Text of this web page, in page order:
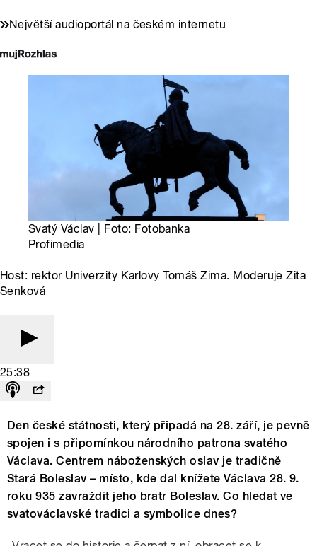
Největší audioportál na českém internetu
Svatý Václav | Foto: Fotobanka
Profimedia
Host: rektor Univerzity Karlovy Tomáš Zima. Moderuje Zita
Senková
25:38
Den české státnosti, který připadá na 28. září, je pevně
spojen i s připomínkou národního patrona svatého
Václava. Centrem náboženských oslav je tradičně
Stará Boleslav – místo, kde dal knížete Václava 28. 9.
roku 935 zavraždit jeho bratr Boleslav. Co hledat ve
svatováclavské tradici a symbolice dnes?